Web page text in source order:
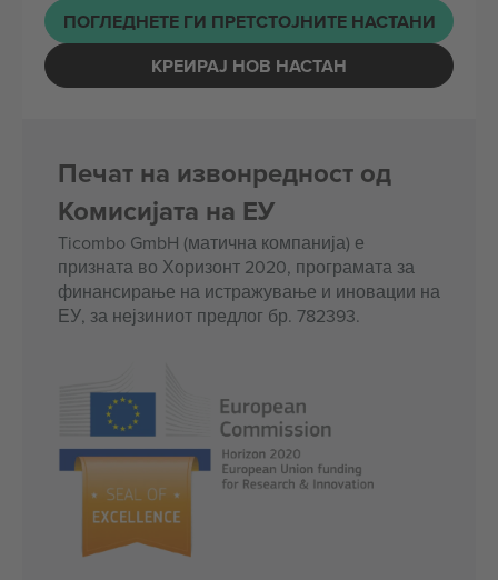
ПОГЛЕДНЕТЕ ГИ ПРЕТСТОЈНИТЕ НАСТАНИ
КРЕИРАЈ НОВ НАСТАН
Печат на извонредност од
Комисијата на ЕУ
Ticombo GmbH (матична компанија) е
призната во Хоризонт 2020, програмата за
финансирање на истражување и иновации на
ЕУ, за нејзиниот предлог бр. 782393.